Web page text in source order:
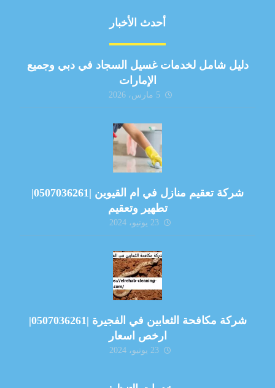
أحدث الأخبار
دليل شامل لخدمات غسيل السجاد في دبي وجميع
الإمارات
5 مارس، 2026
شركة تعقيم منازل في ام القيوين |0507036261|
تطهير وتعقيم
23 يونيو، 2024
شركة مكافحة الثعابين في الفجيرة |0507036261|
ارخص اسعار
23 يونيو، 2024